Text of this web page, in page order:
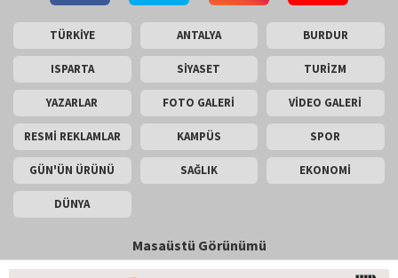
TÜRKİYE ANTALYA BURDUR
ISPARTA SİYASET TURİZM
YAZARLAR FOTO GALERİ VİDEO GALERİ
RESMİ REKLAMLAR KAMPÜS SPOR
GÜN'ÜN ÜRÜNÜ SAĞLIK EKONOMİ
DÜNYA
Masaüstü Görünümü
İletişim